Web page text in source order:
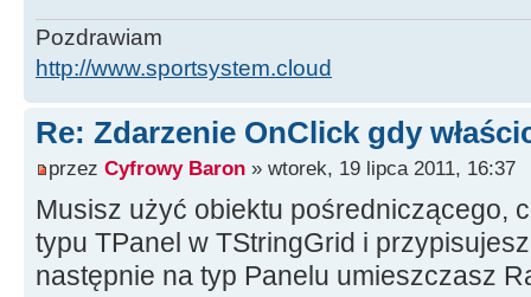
Pozdrawiam
http://www.sportsystem.cloud
Re: Zdarzenie OnClick gdy
przez Cyfrowy Baron » wtorek, 19 lipca 2011, 16:37
Musisz użyć obiektu pośredniczącego,
typu TPanel w TStringGrid i
następnie na typ Panelu umieszczasz